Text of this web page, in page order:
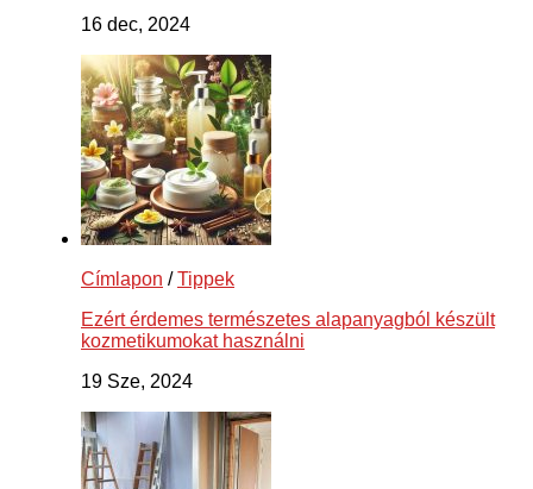
16 dec, 2024
Címlapon /Tippek
Ezért érdemes természetes alapanyagból készült
kozmetikumokat használni
19 Sze, 2024